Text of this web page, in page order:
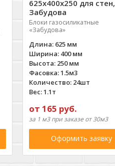
625х400х250 для стен,
Забудова
Блоки газосиликатные
«Забудова»
Длина: 625 мм
Ширина: 400 мм
Высота: 250 мм
Фасовка: 1.5м3
Количество: 24шт
Вес: 1.1т
от 165 руб.
за 1 м3 при заказе от 30м3
Оформить заявку